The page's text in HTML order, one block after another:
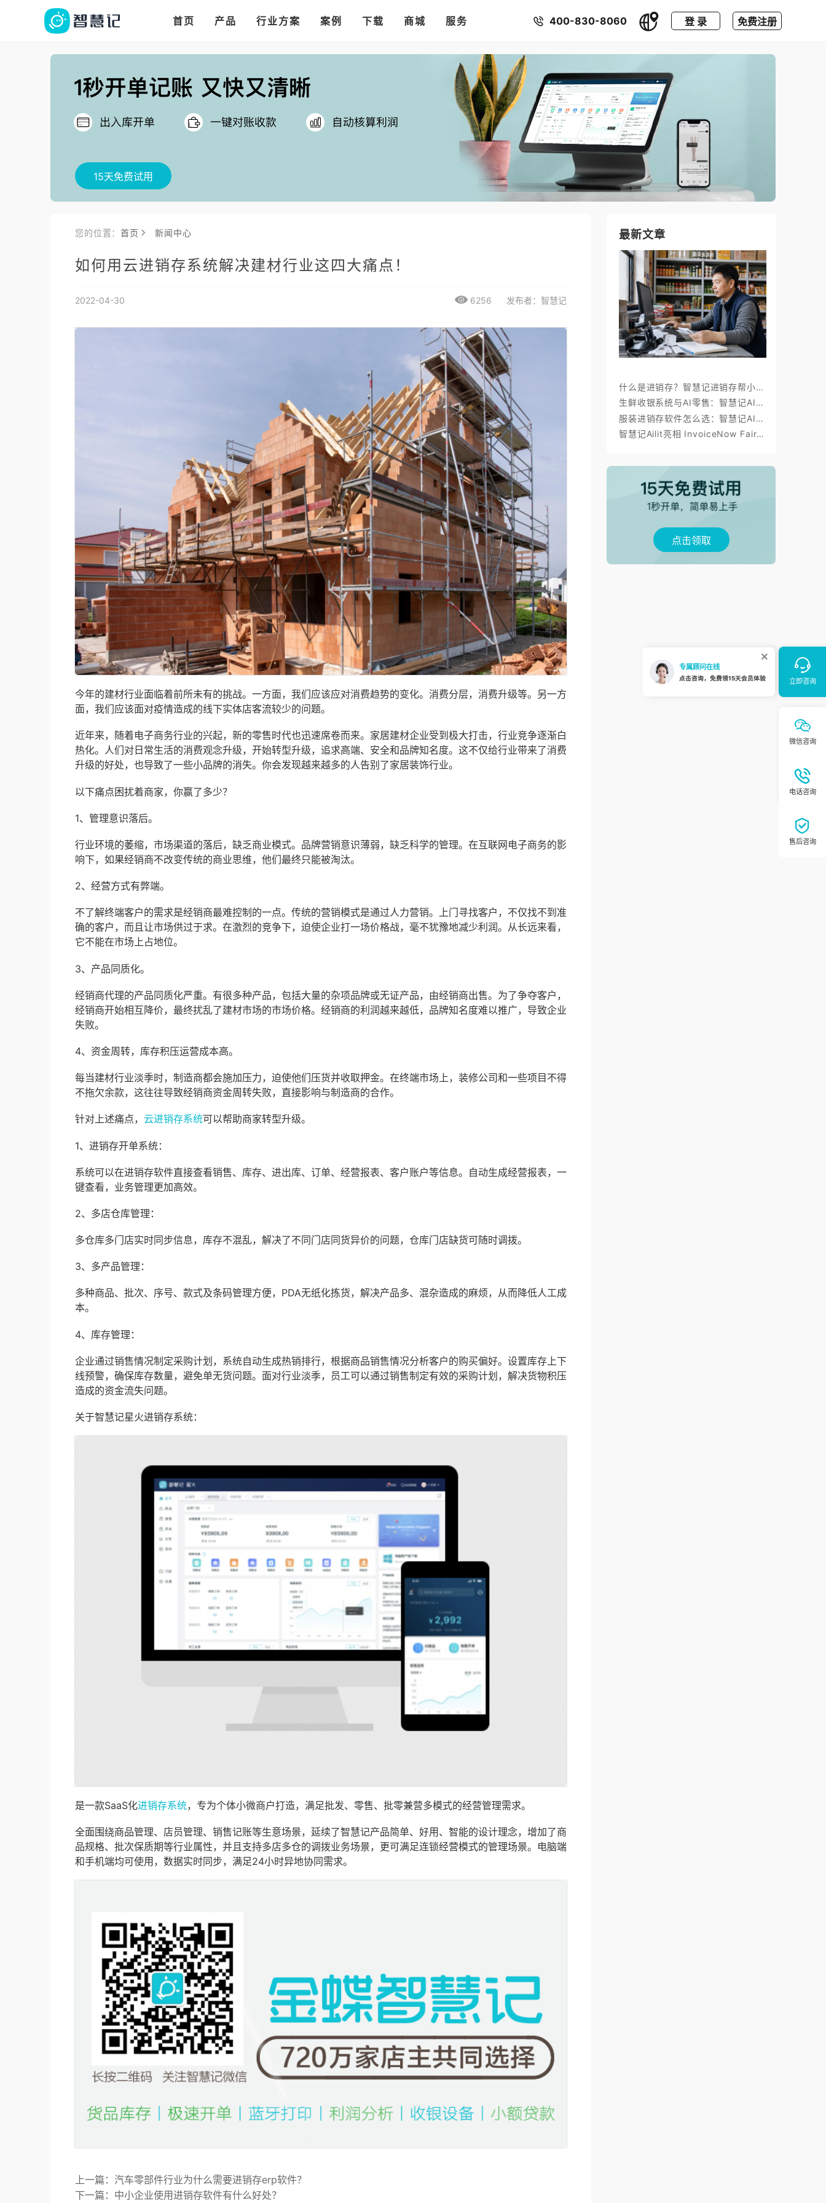
首页 产品
多语言、多币种、多汇率。
行业方案
多店多仓统管，调拨更高效 把你的店铺开进手机微信里
案例 下载 商城 服务 400-830-8060 登 录 免费注册
15天免费试用
您的位置：首页 新闻中心
如何用云进销存系统解决建材行业这四大痛点！
2022-04-30 6256 发布者：智慧记
今年的建材行业面临着前所未有的挑战。一方面，我们应该应对消费趋势的变化。消费分层，消费升级等。另一方
面，我们应该面对疫情造成的线下实体店客流较少的问题。
近年来，随着电子商务行业的兴起，新的零售时代也迅速席卷而来。家居建材企业受到极大打击，行业竞争逐渐白
热化。人们对日常生活的消费观念升级，开始转型升级，追求高端、安全和品牌知名度。这不仅给行业带来了消费
升级的好处，也导致了一些小品牌的消失。你会发现越来越多的人告别了家居装饰行业。
以下痛点困扰着商家，你赢了多少？
1、管理意识落后。
行业环境的萎缩，市场渠道的落后，缺乏商业模式。品牌营销意识薄弱，缺乏科学的管理。在互联网电子商务的影
响下，如果经销商不改变传统的商业思维，他们最终只能被淘汰。
2、经营方式有弊端。
不了解终端客户的需求是经销商最难控制的一点。传统的营销模式是通过人力营销。上门寻找客户，不仅找不到准
确的客户，而且让市场供过于求。在激烈的竞争下，迫使企业打一场价格战，毫不犹豫地减少利润。从长远来看，
它不能在市场上占地位。
3、产品同质化。
经销商代理的产品同质化严重。有很多种产品，包括大量的杂项品牌或无证产品，由经销商出售。为了争夺客户，
经销商开始相互降价，最终扰乱了建材市场的市场价格。经销商的利润越来越低，品牌知名度难以推广，导致企业
失败。
4、资金周转，库存积压运营成本高。
每当建材行业淡季时，制造商都会施加压力，迫使他们压货并收取押金。在终端市场上，装修公司和一些项目不得
不拖欠余款，这往往导致经销商资金周转失败，直接影响与制造商的合作。
针对上述痛点， 云进销存系统可以帮助商家转型升级。
1、进销存开单系统：
系统可以在进销存软件直接查看销售、库存、进出库、订单、经营报表、客户账户等信息。自动生成经营报表，一
键查看，业务管理更加高效。
2、多店仓库管理：
多仓库多门店实时同步信息，库存不混乱，解决了不同门店同货异价的问题，仓库门店缺货可随时调拨。
3、多产品管理：
多种商品、批次、序号、款式及条码管理方便，PDA无纸化拣货，解决产品多、混杂造成的麻烦，从而降低人工成
本。
4、库存管理：
企业通过销售情况制定采购计划，系统自动生成热销排行，根据商品销售情况分析客户的购买偏好。设置库存上下
线预警，确保库存数量，避免单无货问题。面对行业淡季，员工可以通过销售制定有效的采购计划，解决货物积压
造成的资金流失问题。
关于智慧记星火进销存系统：
是一款SaaS化进销存系统，专为个体小微商户打造，满足批发、零售、批零兼营多模式的经营管理需求。
全面围绕商品管理、店员管理、销售记账等生意场景，延续了智慧记产品简单、好用、智能的设计理念，增加了商
品规格、批次保质期等行业属性，并且支持多店多仓的调拨业务场景，更可满足连锁经营模式的管理场景。电脑端
和手机端均可使用，数据实时同步，满足24小时异地协同需求。
上一篇：汽车零部件行业为什么需要进销存erp软件？
下一篇：中小企业使用进销存软件有什么好处？
最新文章
什么是进销存？智慧记进销存帮小微商户理顺开单、库存与对账
生鲜收银系统与AI零售：智慧记AI零售称重收银、库存、会员经营方案
服装进销存软件怎么选：智慧记AI批量录入、齐色齐码开单与库存管理
智慧记Ailit亮相 InvoiceNow Fair 2026，为东南亚小微商户带来“开单+电子发票”新体验
点击领取